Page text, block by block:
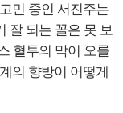
민 중인 서진주는
잘 되는 꼴은 못 보
혈투의 막이 오를
의 향방이 어떻게